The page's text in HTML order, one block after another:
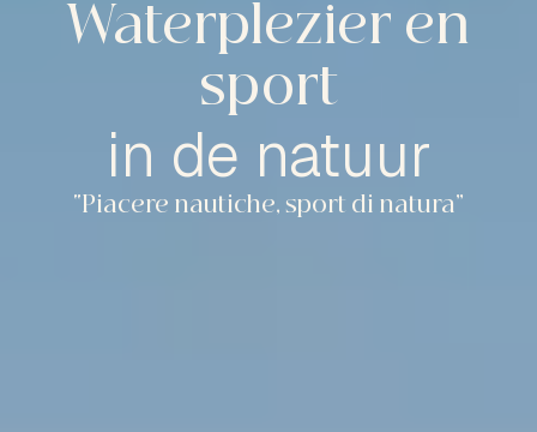
Waterplezier en
sport
in de natuur
“Piacere nautiche, sport di natura”